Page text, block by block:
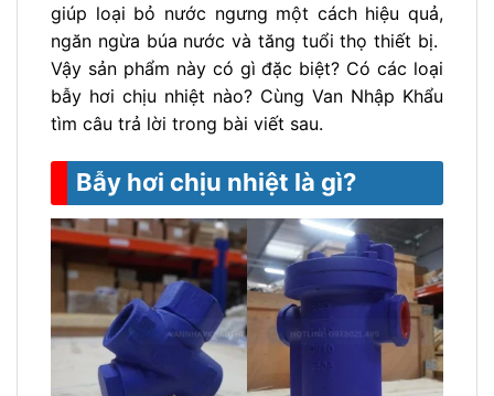
giúp loại bỏ nước ngưng một cách hiệu quả,
ngăn ngừa búa nước và tăng tuổi thọ thiết bị.
Vậy sản phẩm này có gì đặc biệt? Có các loại
bẫy hơi chịu nhiệt nào? Cùng Van Nhập Khẩu
tìm câu trả lời trong bài viết sau.
Bẫy hơi chịu nhiệt là gì?